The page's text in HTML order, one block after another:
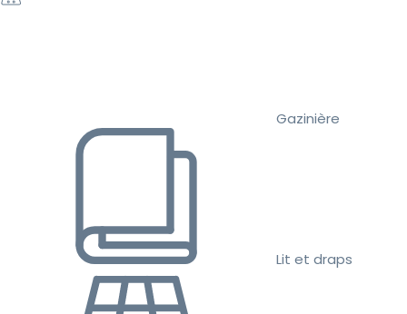
Gazinière
Lit et draps